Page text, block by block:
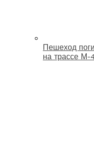
Пешеход
на трассе М-